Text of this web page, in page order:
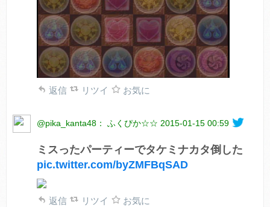
返信 リツイ お気に
@pika_kanta48： ふくぴか☆☆ 2015-01-15 00:59
ミスったパーティーでタケミナカタ倒した
pic.twitter.com/byZMFBqSAD
返信 リツイ お気に